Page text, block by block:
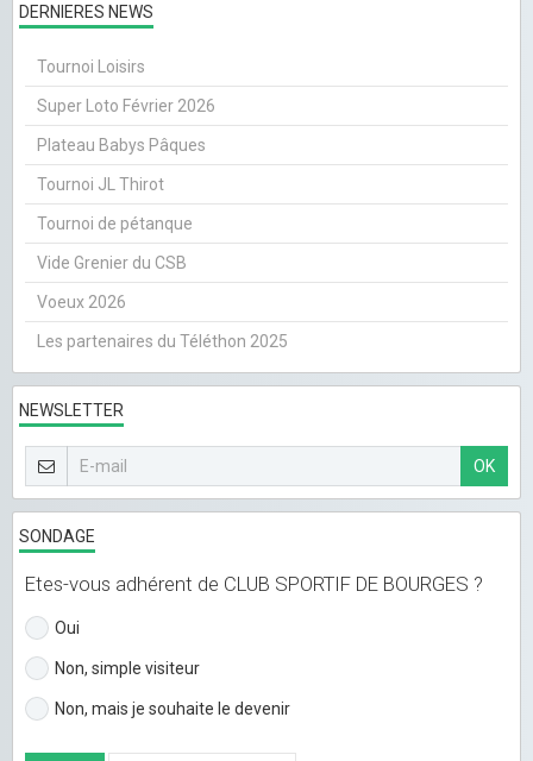
DERNIERES NEWS
Tournoi Loisirs
Super Loto Février 2026
Plateau Babys Pâques
Tournoi JL Thirot
Tournoi de pétanque
Vide Grenier du CSB
Voeux 2026
Les partenaires du Téléthon 2025
NEWSLETTER
OK
SONDAGE
Etes-vous adhérent de CLUB SPORTIF DE BOURGES ?
Oui
Non, simple visiteur
Non, mais je souhaite le devenir